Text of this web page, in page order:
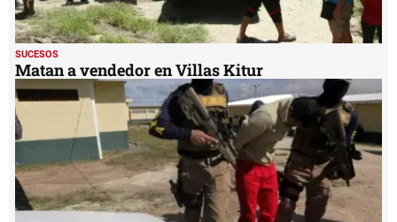
SUCESOS
Matan a vendedor en Villas Kitur